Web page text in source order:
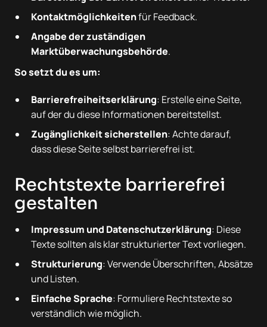
Kontaktmöglichkeitenfür Feedback.
Angabe der zuständigen
Marktüberwachungsbehörde.
So setzt du es um:
Barrierefreiheitserklärung: Erstelle eine Seite,
auf der du diese Informationen bereitstellst.
Zugänglichkeit sicherstellen: Achte darauf,
dass diese Seite selbst barrierefrei ist.
Rechtstexte barrierefrei
gestalten
Impressum und Datenschutzerklärung: Diese
Texte sollten als klar strukturierter Text vorliegen.
Strukturierung: Verwende Überschriften, Absätze
und Listen.
Einfache Sprache: Formuliere Rechtstexte so
verständlich wie möglich.